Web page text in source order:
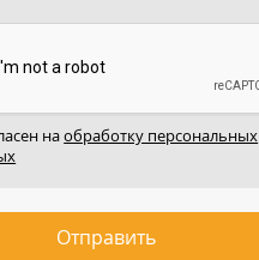
наобработку персональных
Отправить